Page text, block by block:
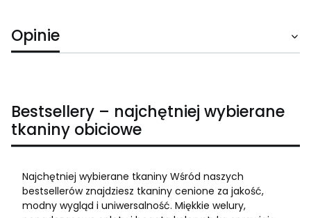
Opinie
Bestsellery – najchętniej wybierane
tkaniny obiciowe
Najchętniej wybierane tkaniny Wśród naszych
bestsellerów znajdziesz tkaniny cenione za jakość,
modny wygląd i uniwersalność. Miękkie welury,